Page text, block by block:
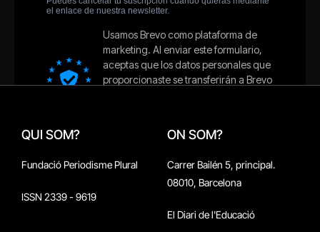
QUI SOM?
Fundació Periodisme Plural
ISSN 2339 - 9619
ON SOM?
Carrer Bailén 5, principal.
08010, Barcelona
El Diari de l'Educació